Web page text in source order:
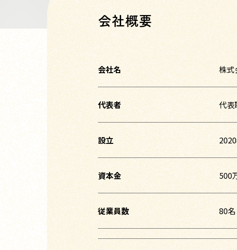
会社概要
会社名 株
代表者 代
設立
資本金 500
従業員数 80名